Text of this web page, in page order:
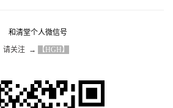
和清堂个人微信号
请关注  → 【HGH】